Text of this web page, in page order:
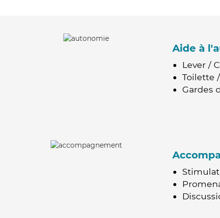
Aide à
Lever /
Toilette
Gardes